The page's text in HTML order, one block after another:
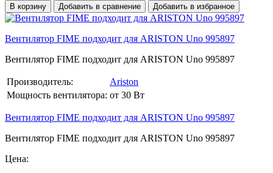
В корзину Добавить в сравнение Добавить в избранное
Вентилятор FIME подходит для ARISTON Uno 995897
Вентилятор FIME подходит для ARISTON Uno 995897
Производитель:
Ariston
Мощность вентилятора: от 30 Вт
Вентилятор FIME подходит для ARISTON Uno 995897
Вентилятор FIME подходит для ARISTON Uno 995897
Цена: